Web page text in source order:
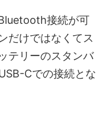
接続が可
だけではなくてス
テリーのスタンバ
Cでの接続とな